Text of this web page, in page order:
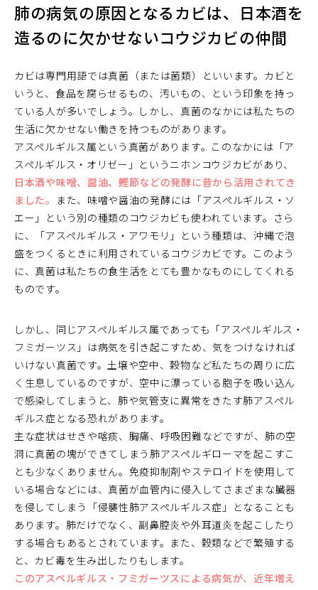
肺の病気の原因となるカビは、日本酒を
造るのに欠かせないコウジカビの仲間
カビは専門用語では真菌（または菌類）といいます。カビと
いうと、食品を腐らせるもの、汚いもの、という印象を持っ
ている人が多いでしょう。しかし、真菌のなかには私たちの
生活に欠かせない働きを持つものがあります。
アスペルギルス属という真菌があります。このなかには「ア
スペルギルス・オリゼー」というニホンコウジカビがあり、
日本酒や味噌、醤油、鰹節などの発酵に昔から活用されてき
ました。
また、味噌や醤油の発酵には「アスペルギルス・ソ
エー」という別の種類のコウジカビも使われています。さら
に、「アスペルギルス・アワモリ」という種類は、沖縄で泡
盛をつくるときに利用されているコウジカビです。このよう
に、真菌は私たちの食生活をとても豊かなものにしてくれる
ものです。
しかし、同じアスペルギルス属であっても「アスペルギルス・
フミガーツス」は病気を引き起こすため、気をつけなければ
いけない真菌です。土壌や空中、穀物など私たちの周りに広
く生息しているのですが、空中に漂っている胞子を吸い込ん
で感染してしまうと、肺や気管支に異常をきたす肺アスペル
ギルス症となる恐れがあります。
主な症状はせきや喀痰、胸痛、呼吸困難などですが、肺の空
洞に真菌の塊ができてしまう肺アスペルギローマを起こすこ
とも少なくありません。免疫抑制剤やステロイドを使用して
いる場合などには、真菌が血管内に侵入してさまざまな臓器
を侵してしまう「侵襲性肺アスペルギルス症」となることも
あります。肺だけでなく、副鼻腔炎や外耳道炎を起こしたり
する場合もあるとされています。また、穀類などで繁殖する
と、カビ毒を生み出したりもします。
このアスペルギルス・フミガーツスによる病気が、近年増え